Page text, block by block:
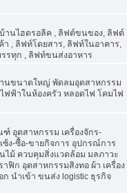
านไฮดรอลิค , ลิฟต์ขนของ, ลิฟต์
, ลิฟท์โดยสาร, ลิฟท์ในอาคาร,
รทุก , ลิฟท์ขนส่งอาหาร
านขนาดใหญ่ พัดลมอุตสาหกรรม
ฟฟ้าในห้องครัว หลอดไฟ โคมไฟ
อุตสาหกรรม เครื่องจักร-
ซ้ง-ซื้อ-ขายกิจการ อุปกรณ์การ
ม้ ควบคุมสิ่งแวดล้อม มลภาวะ
ฟิก อุตสาหกรรมสิงทอ ผ้า เครื่อง
นำเข้า ขนส่ง logistic ธุรกิจ